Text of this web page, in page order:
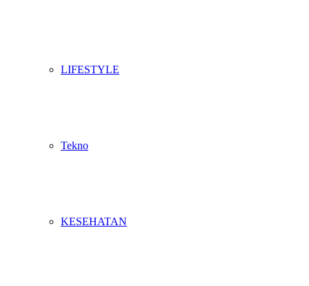
LIFESTYLE
Tekno
KESEHATAN